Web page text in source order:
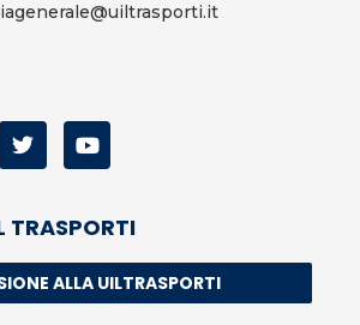
TRASPORTI
ALLA UILTRASPORTI